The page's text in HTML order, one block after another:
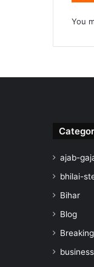
You
ajab-
bhilai-
Bihar
Blog
business